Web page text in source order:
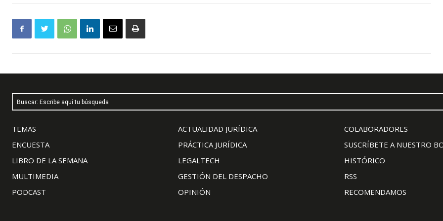
Buscar: Escribe aquí tu búsqueda
TEMAS
ENCUESTA
LIBRO DE LA SEMANA
MULTIMEDIA
PODCAST
ACTUALIDAD JURÍDICA
PRÁCTICA JURÍDICA
LEGALTECH
GESTIÓN DEL DESPACHO
OPINIÓN
COLABORADORES
SUSCRÍBETE A NUESTRO
HISTÓRICO
RSS
RECOMENDAMOS